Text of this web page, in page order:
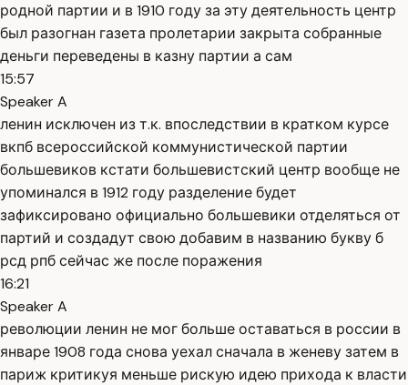
родной партии и в 1910 году за эту деятельность центр
был разогнан газета пролетарии закрыта собранные
деньги переведены в казну партии а сам
15:57
Speaker A
ленин исключен из т.к. впоследствии в кратком курсе
вкпб всероссийской коммунистической партии
большевиков кстати большевистский центр вообще не
упоминался в 1912 году разделение будет
зафиксировано официально большевики отделяться от
партий и создадут свою добавим в названию букву б
рсд рпб сейчас же после поражения
16:21
Speaker A
революции ленин не мог больше оставаться в россии в
январе 1908 года снова уехал сначала в женеву затем в
париж критикуя меньше рискую идею прихода к власти